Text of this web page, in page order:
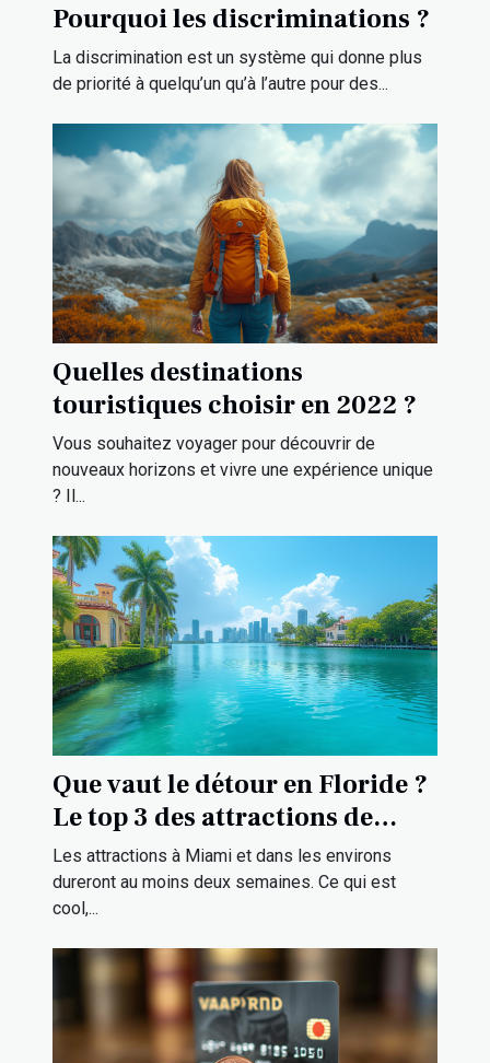
Pourquoi les discriminations ?
La discrimination est un système qui donne plus
de priorité à quelqu’un qu’à l’autre pour des...
Quelles destinations
touristiques choisir en 2022 ?
Vous souhaitez voyager pour découvrir de
nouveaux horizons et vivre une expérience unique
? Il...
Que vaut le détour en Floride ?
Le top 3 des attractions de
Miami et ses environs
Les attractions à Miami et dans les environs
dureront au moins deux semaines. Ce qui est
cool,...